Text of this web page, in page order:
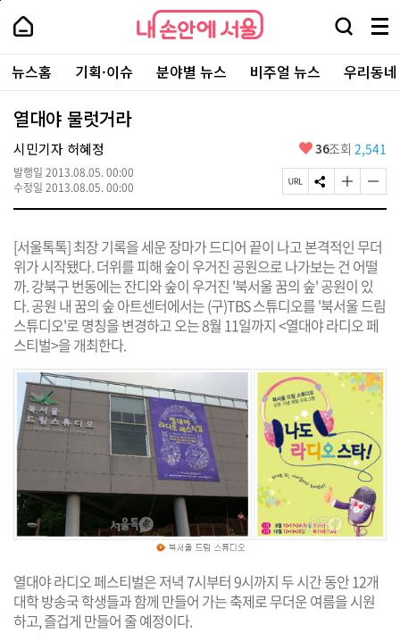
본
로
가
내
손
안
에
서
울
-
서
울
시
대
표
소
털
내
손
에
울
검
창
열
기
메
뉴
전
체
보
주
요
서
뉴스홈 기획·이슈 분야별 뉴스 비주얼 뉴스 우리동
열대야 물럿거라
시민기자 허혜정
발행일 2013.08.05. 00:00
수정일 2013.08.05. 00:00
좋
요
36조회 2,541
페
이
R
L
복
사
S
N
유
하
기
글
자
크
게
변
경
하
기
글
자
작
게
변
경
하
기
[서울톡톡] 최장 기록을 세운 장마가 드디어 끝이 나고 본격적인 무더
위가 시작됐다. 더위를 피해 숲이 우거진 공원으로 나가보는 건 어떨
까. 강북구 번동에는 잔디와 숲이 우거진 '북서울 꿈의 숲' 공원이 있
다. 공원 내 꿈의 숲 아트센터에서는 (구)TBS 스튜디오를 '북서울 드림
스튜디오'로 명칭을 변경하고 오는 8월 11일까지 <열대야 라디오 페
스티벌>을 개최한다.
열대야 라디오 페스티벌은 저녁 7시부터 9시까지 두 시간 동안 12개
대학 방송국 학생들과 함께 만들어 가는 축제로 무더운 여름을 시원
하고, 즐겁게 만들어 줄 예정이다.
페
상
단
로